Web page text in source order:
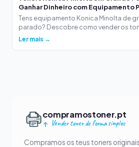
Ganhar Dinheiro com Equipamento
Tens equipamento Konica Minolta de
parado? Descobre como vender os
Ler mais →
compramostoner.pt
Vender toner de forma simples
Compramos os teus toners